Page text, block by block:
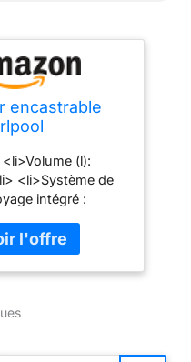
encastrable
(l):
<li>Système de
intégré :
de
(W):
li>
(HxLxP)
li>